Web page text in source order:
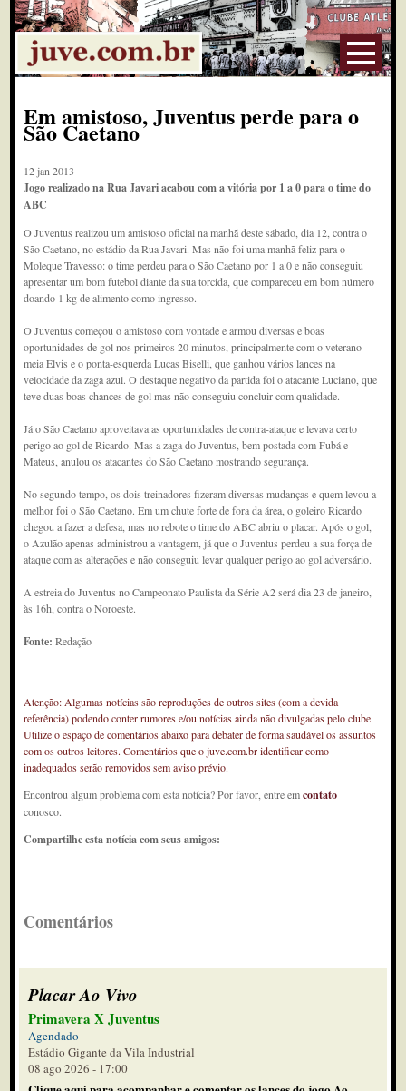
Em amistoso, Juventus perde para o
São Caetano
12 jan 2013
Jogo realizado na Rua Javari acabou com a vitória por 1 a 0 para o time do
ABC
O Juventus realizou um amistoso oficial na manhã deste sábado, dia 12, contra o
São Caetano, no estádio da Rua Javari. Mas não foi uma manhã feliz para o
Moleque Travesso: o time perdeu para o São Caetano por 1 a 0 e não conseguiu
apresentar um bom futebol diante da sua torcida, que compareceu em bom número
doando 1 kg de alimento como ingresso.
O Juventus começou o amistoso com vontade e armou diversas e boas
oportunidades de gol nos primeiros 20 minutos, principalmente com o veterano
meia Elvis e o ponta-esquerda Lucas Biselli, que ganhou vários lances na
velocidade da zaga azul. O destaque negativo da partida foi o atacante Luciano, que
teve duas boas chances de gol mas não conseguiu concluir com qualidade.
Já o São Caetano aproveitava as oportunidades de contra-ataque e levava certo
perigo ao gol de Ricardo. Mas a zaga do Juventus, bem postada com Fubá e
Mateus, anulou os atacantes do São Caetano mostrando segurança.
No segundo tempo, os dois treinadores fizeram diversas mudanças e quem levou a
melhor foi o São Caetano. Em um chute forte de fora da área, o goleiro Ricardo
chegou a fazer a defesa, mas no rebote o time do ABC abriu o placar. Após o gol,
o Azulão apenas administrou a vantagem, já que o Juventus perdeu a sua força de
ataque com as alterações e não conseguiu levar qualquer perigo ao gol adversário.
A estreia do Juventus no Campeonato Paulista da Série A2 será dia 23 de janeiro,
às 16h, contra o Noroeste.
Fonte:Redação
Atenção: Algumas notícias são reproduções de outros sites (com a devida
referência) podendo conter rumores e/ou notícias ainda não divulgadas pelo clube.
Utilize o espaço de comentários abaixo para debater de forma saudável os assuntos
com os outros leitores. Comentários que o juve.com.br identificar como
inadequados serão removidos sem aviso prévio.
Encontrou algum problema com esta notícia? Por favor, entre emcontato
conosco.
Compartilhe esta notícia com seus amigos:
Comentários
Placar Ao Vivo
Primavera X Juventus
Agendado
Estádio Gigante da Vila Industrial
08 ago 2026 - 17:00